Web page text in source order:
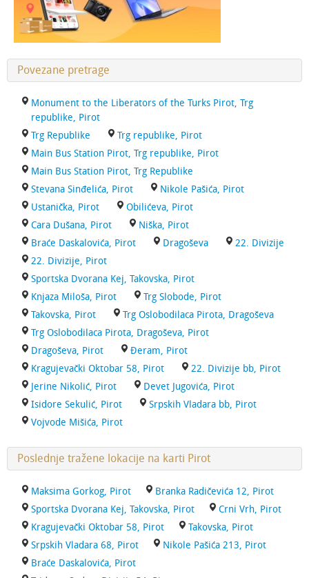
Povezane pretrage
Monument to the Liberators of the Turks Pirot, Trg
republike, Pirot
Trg Republike
Trg republike, Pirot
Main Bus Station Pirot, Trg republike, Pirot
Main Bus Station Pirot, Trg Republike
Stevana Sinđelića, Pirot
Nikole Pašića, Pirot
Ustanička, Pirot
Obilićeva, Pirot
Cara Dušana, Pirot
Niška, Pirot
Braće Daskalovića, Pirot
Dragoševa
22. Divizije
22. Divizije, Pirot
Sportska Dvorana Kej, Takovska, Pirot
Knjaza Miloša, Pirot
Trg Slobode, Pirot
Takovska, Pirot
Trg Oslobodilaca Pirota, Dragoševa
Trg Oslobodilaca Pirota, Dragoševa, Pirot
Dragoševa, Pirot
Đeram, Pirot
Kragujevački Oktobar 58, Pirot
22. Divizije bb, Pirot
Jerine Nikolić, Pirot
Devet Jugovića, Pirot
Isidore Sekulić, Pirot
Srpskih Vladara bb, Pirot
Vojvode Mišića, Pirot
Poslednje tražene lokacije na karti Pirot
Maksima Gorkog, Pirot
Branka Radičevića 12, Pirot
Sportska Dvorana Kej, Takovska, Pirot
Crni Vrh, Pirot
Kragujevački Oktobar 58, Pirot
Takovska, Pirot
Srpskih Vladara 68, Pirot
Nikole Pašića 213, Pirot
Braće Daskalovića, Pirot